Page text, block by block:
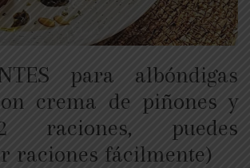
para albóndigas
crema de piñones y
raciones, puedes
raciones fácilmente)